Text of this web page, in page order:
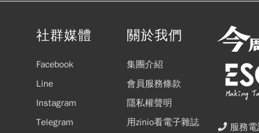
社群媒體
Facebook
Line
Instagram
Telegram
關於我們
集團介紹
會員服務條款
隱私權聲明
用zinio看電子雜誌
服務